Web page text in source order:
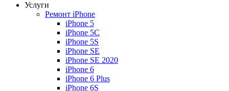
Услуги
Ремонт iPhone
iPhone 5
iPhone 5C
iPhone 5S
iPhone SE
iPhone SE 2020
iPhone 6
iPhone 6 Plus
iPhone 6S